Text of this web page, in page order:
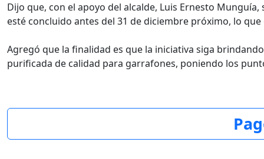
Dijo que, con el apoyo del alcalde, Luis Ernesto
esté concluido antes del 31 de diciembre próximo, lo
Agregó que la finalidad es que la iniciativa siga
purificada de calidad para garrafones, poniendo los